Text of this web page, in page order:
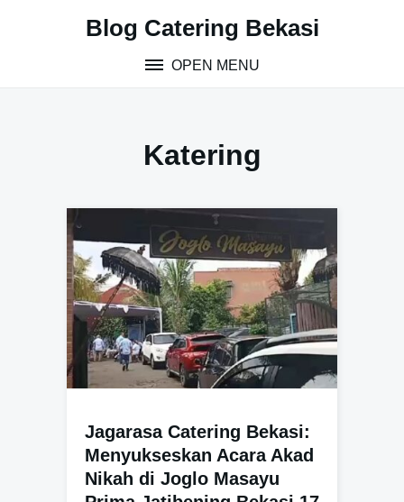
Blog Catering Bekasi
OPEN MENU
Katering
Jagarasa Catering Bekasi:
Menyukseskan Acara Akad
Nikah di Joglo Masayu